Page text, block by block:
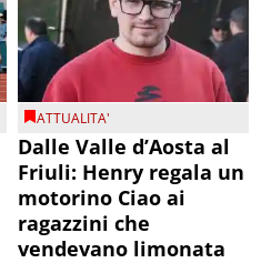
ATTUALITA'
Dalle Valle d’Aosta al
Friuli: Henry regala un
motorino Ciao ai
ragazzini che
vendevano limonata